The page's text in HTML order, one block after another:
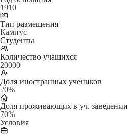
1910
Тип размещения
Кампус
Студенты
Количество учащихся
20000
Доля иностранных учеников
20%
Доля проживающих в уч. заведении
70%
Условия